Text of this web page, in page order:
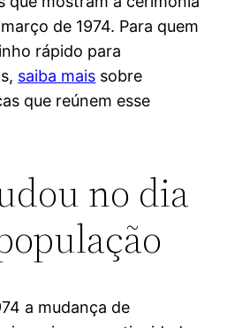
de 1974. Para quem
rápido para
saiba mais sobre
que reúnem esse
no dia
a mudança de